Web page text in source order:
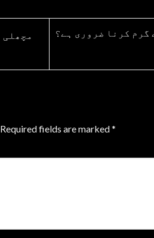
گرم کرنا ضروری ہے؟
Required fields are marked*